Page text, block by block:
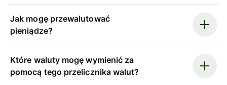
Jak mogę przewalutować
pieniądze?
Które waluty mogę wymienić za
pomocą tego przelicznika walut?